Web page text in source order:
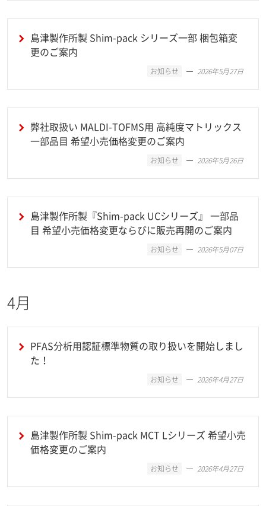
島津製作所製 Shim-pack シリーズ一部 梱包箱変
更のご案内
お知らせ 2026年5月27日
弊社取扱い MALDI-TOFMS用 高純度マトリックス
一部品目 希望小売価格変更のご案内
お知らせ 2026年5月26日
島津製作所製『Shim-pack UCシリーズ』 一部品
目 希望小売価格変更ならびに販売再開のご案内
お知らせ 2026年5月07日
4月
PFAS分析用認証標準物質の取り扱いを開始しまし
た！
お知らせ 2026年4月27日
島津製作所製 Shim-pack MCT Lシリーズ 希望小売
価格変更のご案内
お知らせ 2026年4月27日